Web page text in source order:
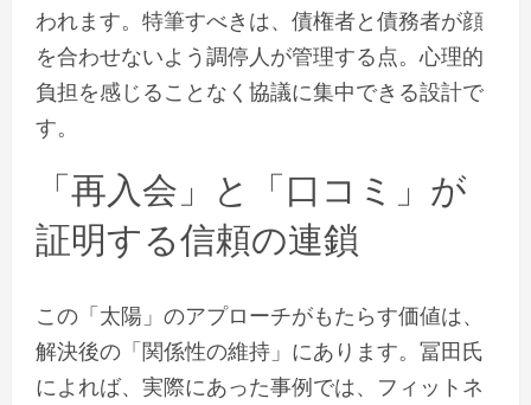
われます。特筆すべきは、債権者と債務者が顔
を合わせないよう調停人が管理する点。心理的
負担を感じることなく協議に集中できる設計で
す。
「再入会」と「口コミ」が
証明する信頼の連鎖
この「太陽」のアプローチがもたらす価値は、
解決後の「関係性の維持」にあります。冨田氏
によれば、実際にあった事例では、フィットネ